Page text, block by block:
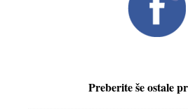
Preberite še ostale